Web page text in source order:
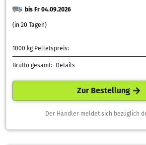
bis Fr 04.09.2026
(in 20 Tagen)
1000 kg Pelletspreis:
Brutto gesamt: Details
Zur Bestellung
Der Händler meldet sich bezüglich